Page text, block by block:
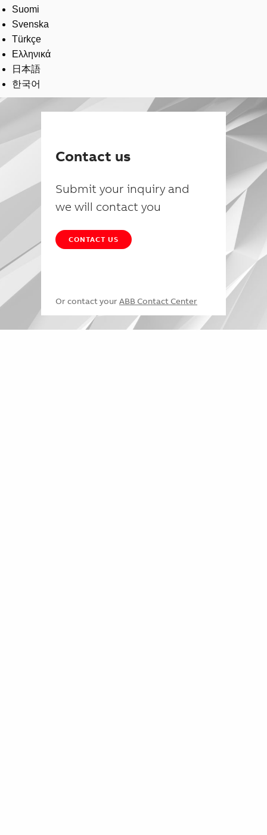
Suomi
Svenska
Türkçe
Ελληνικά
日本語
한국어
Contact us
Submit your inquiry and
we will contact you
CONTACT US
Or contact your ABB Contact Center